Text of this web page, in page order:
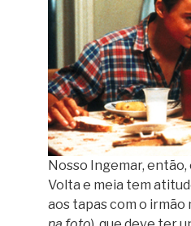
Nosso Ingemar,
Volta e meia tem
aos tapas com o irmão